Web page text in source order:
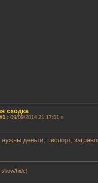
сходка
: 09/09/2014 21:17:51 »
деньги, паспорт,
hide)